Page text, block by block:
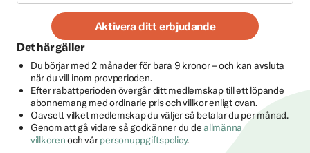
Aktivera ditt erbjudande
Det här gäller
Du börjar med 2 månader för bara 9 kronor – och kan avsluta
när du vill inom provperioden.
Efter rabattperioden övergår ditt medlemskap till ett löpande
abonnemang med ordinarie pris och villkor enligt ovan.
Oavsett vilket medlemskap du väljer så betalar du per månad.
Genom att gå vidare så godkänner du deallmänna
villkorenoch vårpersonuppgiftspolicy.